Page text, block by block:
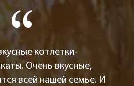
котлетки-
Очень вкусные,
всей нашей семье. И